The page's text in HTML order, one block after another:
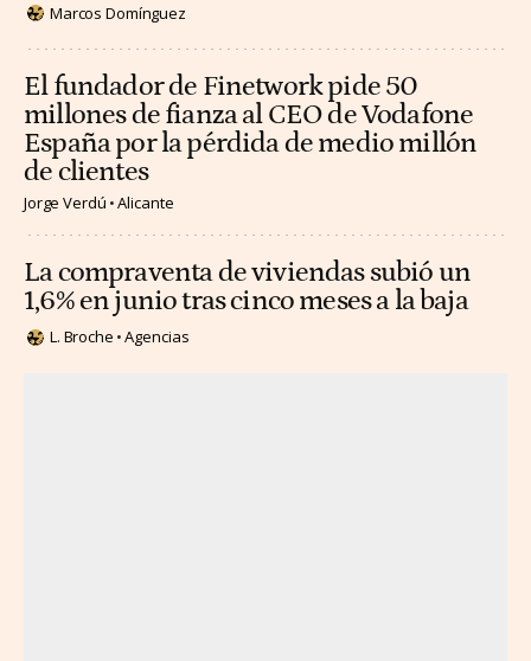
Marcos Domínguez
El fundador de Finetwork pide 50
millones de fianza al CEO de Vodafone
España por la pérdida de medio millón
de clientes
Jorge Verdú Alicante
La compraventa de viviendas subió un
1,6% en junio tras cinco meses a la baja
L. Broche Agencias